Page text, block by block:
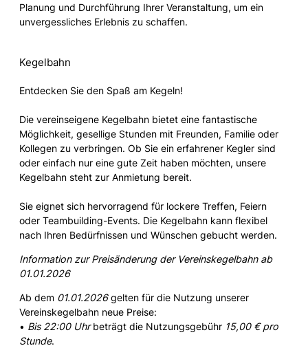
Planung und Durchführung Ihrer Veranstaltung, um ein
unvergessliches Erlebnis zu schaffen.
Kegelbahn
Entdecken Sie den Spaß am Kegeln!
Die vereinseigene Kegelbahn bietet eine fantastische
Möglichkeit, gesellige Stunden mit Freunden, Familie oder
Kollegen zu verbringen. Ob Sie ein erfahrener Kegler sind
oder einfach nur eine gute Zeit haben möchten, unsere
Kegelbahn steht zur Anmietung bereit.
Sie eignet sich hervorragend für lockere Treffen, Feiern
oder Teambuilding-Events. Die Kegelbahn kann flexibel
nach Ihren Bedürfnissen und Wünschen gebucht werden.
Information zur Preisänderung der Vereinskegelbahn ab
01.01.2026
Ab dem 01.01.2026gelten für die Nutzung unserer
Vereinskegelbahn neue Preise:
• Bis 22:00 Uhrbeträgt die Nutzungsgebühr 15,00 € pro
Stunde.